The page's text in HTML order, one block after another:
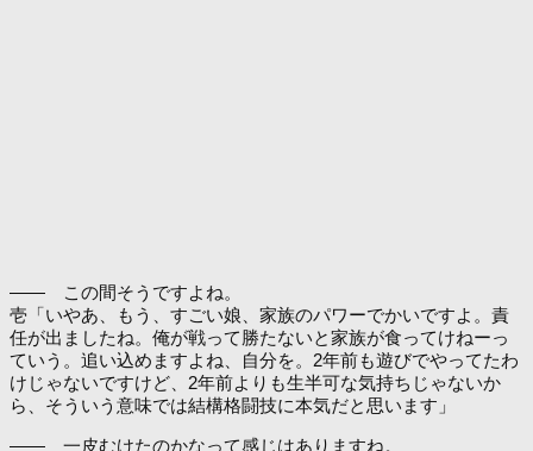
―― この間そうですよね。
壱「いやあ、もう、すごい娘、家族のパワーでかいですよ。責
任が出ましたね。俺が戦って勝たないと家族が食ってけねーっ
ていう。追い込めますよね、自分を。2年前も遊びでやってたわ
けじゃないですけど、2年前よりも生半可な気持ちじゃないか
ら、そういう意味では結構格闘技に本気だと思います」
―― 一皮むけたのかなって感じはありますね。